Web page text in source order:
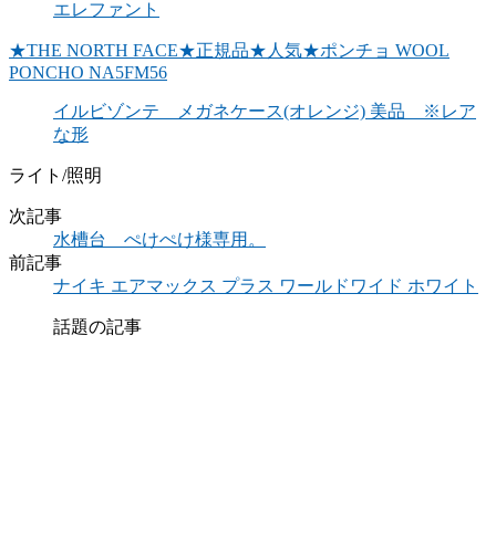
エレファント
★THE NORTH FACE★正規品★人気★ポンチョ WOOL
PONCHO NA5FM56
イルビゾンテ メガネケース(オレンジ) 美品 ※レア
な形
ライト/照明
次記事
水槽台 ぺけぺけ様専用。
前記事
ナイキ エアマックス プラス ワールドワイド ホワイト
話題の記事